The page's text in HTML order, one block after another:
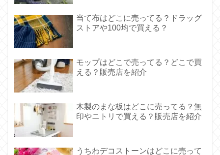
当て布はどこに売ってる？ドラッグ
ストアや100均で買える？
モップはどこで売ってる？どこで買
える？販売店を紹介
木製のまな板はどこに売ってる？無
印やニトリで買える？販売店を紹介
うちわデコストーンはどこに売って